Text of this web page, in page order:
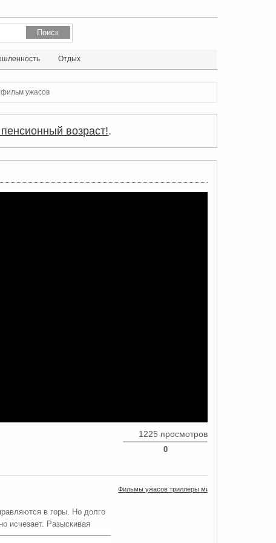
Отдых
ужасов
возраст!.
1225 просмотров
0
в горы. Но долго
исчезает. Разыскивая
так радовавшая вчера,
Фильмы ужасов триллеры мистика